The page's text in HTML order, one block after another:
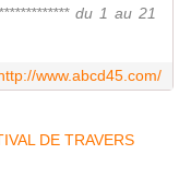
du 1 au 21
www.abcd45.com/
DE TRAVERS